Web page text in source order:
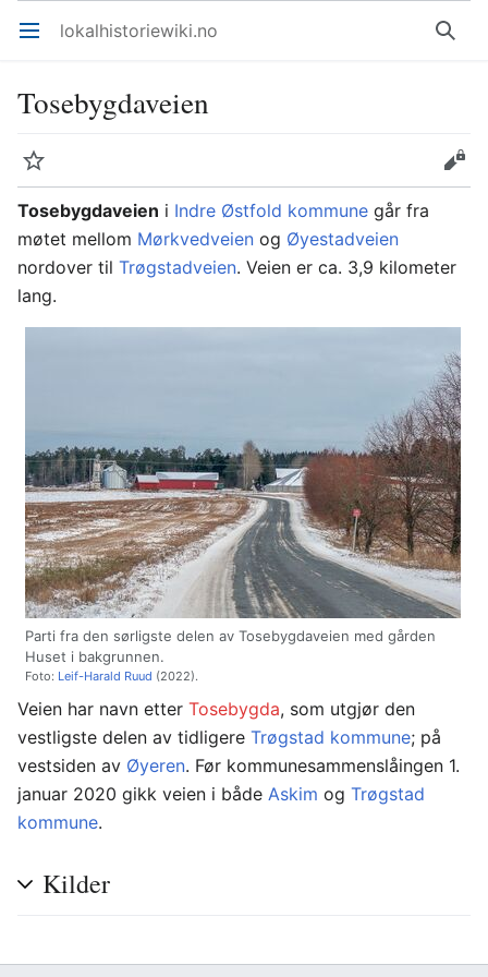
Åpne hovedmenyen lokalhistoriewiki.no Søk
Tosebygdaveien
Overvåk
Rediger
Tosebygdaveien i Indre Østfold kommune går fra
møtet mellom Mørkvedveien og Øyestadveien
nordover til Trøgstadveien. Veien er ca. 3,9 kilometer
lang.
Parti fra den sørligste delen av Tosebygdaveien med gården
Huset i bakgrunnen.
Foto: Leif-Harald Ruud (2022).
Veien har navn etter Tosebygda, som utgjør den
vestligste delen av tidligere Trøgstad kommune; på
vestsiden av Øyeren. Før kommunesammenslåingen 1.
januar 2020 gikk veien i både Askim og Trøgstad
kommune.
Kilder